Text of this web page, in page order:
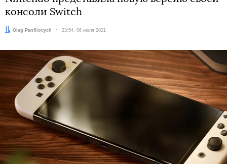
консоли Switch
Автор:
Oleg Panfilovych Дата:
23:54, 06 июля 2021